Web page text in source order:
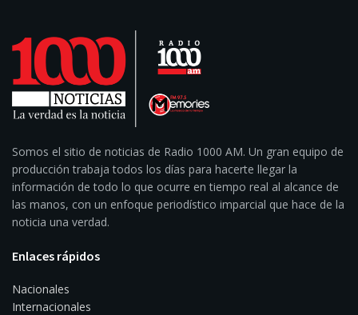
Somos el sitio de noticias de Radio 1000 AM. Un gran equipo de
producción trabaja todos los días para hacerte llegar la
información de todo lo que ocurre en tiempo real al alcance de
las manos, con un enfoque periodístico imparcial que hace de la
noticia una verdad.
Enlaces rápidos
Nacionales
Internacionales